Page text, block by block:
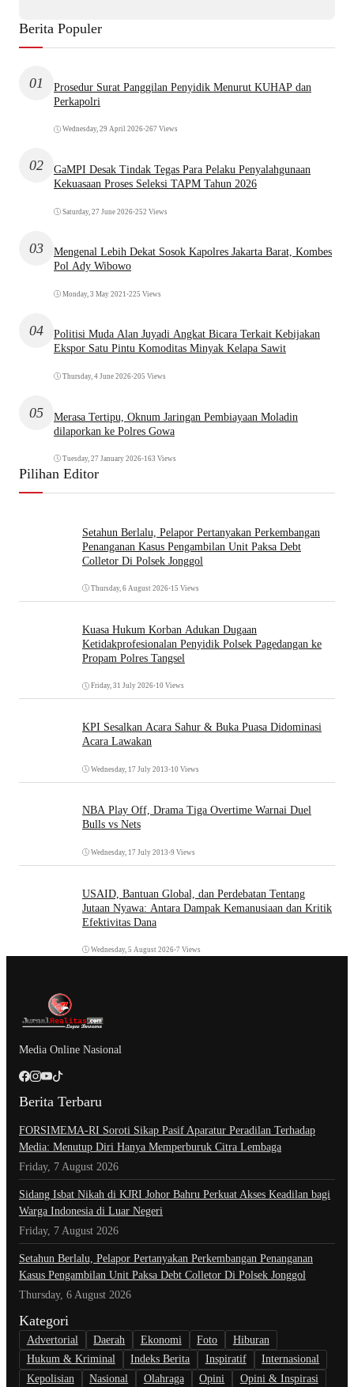
Berita Populer
01
Prosedur Surat Panggilan Penyidik Menurut KUHAP dan
Perkapolri
Wednesday, 29 April 2026•267 Views
02
GaMPI Desak Tindak Tegas Para Pelaku Penyalahgunaan
Kekuasaan Proses Seleksi TAPM Tahun 2026
Saturday, 27 June 2026•252 Views
03
Mengenal Lebih Dekat Sosok Kapolres Jakarta Barat, Kombes
Pol Ady Wibowo
Monday, 3 May 2021 •225 Views
04
Politisi Muda Alan Juyadi Angkat Bicara Terkait Kebijakan
Ekspor Satu Pintu Komoditas Minyak Kelapa Sawit
Thursday, 4 June 2026•205 Views
05
Merasa Tertipu, Oknum Jaringan Pembiayaan Moladin
dilaporkan ke Polres Gowa
Tuesday, 27 January 2026•163 Views
Pilihan Editor
Setahun Berlalu, Pelapor Pertanyakan Perkembangan
Penanganan Kasus Pengambilan Unit Paksa Debt
Colletor Di Polsek Jonggol
Thursday, 6 August 2026•15 Views
Kuasa Hukum Korban Adukan Dugaan
Ketidakprofesionalan Penyidik Polsek Pagedangan ke
Propam Polres Tangsel
Friday, 31 July 2026•10 Views
KPI Sesalkan Acara Sahur & Buka Puasa Didominasi
Acara Lawakan
Wednesday, 17 July 2013 •10 Views
NBA Play Off, Drama Tiga Overtime Warnai Duel
Bulls vs Nets
Wednesday, 17 July 2013 •9 Views
USAID, Bantuan Global, dan Perdebatan Tentang
Jutaan Nyawa: Antara Dampak Kemanusiaan dan Kritik
Efektivitas Dana
Wednesday, 5 August 2026•7 Views
Media Online Nasional
Berita Terbaru
​FORSIMEMA-RI Soroti Sikap Pasif Aparatur Peradilan Terhadap
Media: Menutup Diri Hanya Memperburuk Citra Lembaga
Friday, 7 August 2026
Sidang Isbat Nikah di KJRI Johor Bahru Perkuat Akses Keadilan bagi
Warga Indonesia di Luar Negeri
Friday, 7 August 2026
Setahun Berlalu, Pelapor Pertanyakan Perkembangan Penanganan
Kasus Pengambilan Unit Paksa Debt Colletor Di Polsek Jonggol
Thursday, 6 August 2026
Kategori
Advertorial Daerah Ekonomi Foto
Hiburan
Hukum & Kriminal
Indeks Berita Inspiratif
Internasional
Kepolisian
Nasional Olahraga Opini Opini & Inspirasi